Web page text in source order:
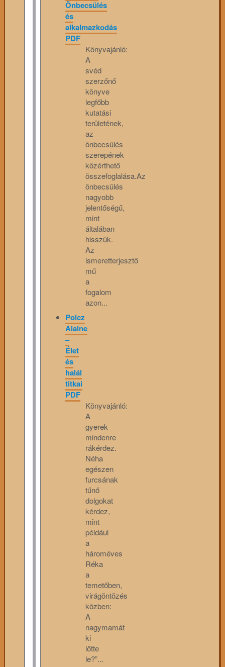
Önbecsülés
és
alkalmazkodás
PDF
Könyvajánló:
A
svéd
szerzőnő
könyve
legfőbb
kutatási
területének,
az
önbecsülés
szerepének
közérthető
összefoglalása.Az
önbecsülés
nagyobb
jelentőségű,
mint
általában
hisszük.
Az
ismeretterjesztő
mű
a
fogalom
azon...
Polcz
Alaine
–
Élet
és
halál
titkai
PDF
Könyvajánló:
A
gyerek
mindenre
rákérdez.
Néha
egészen
furcsának
tűnő
dolgokat
kérdez,
mint
például
a
hároméves
Réka
a
temetőben,
virágöntözés
közben:
A
nagymamát
ki
lőtte
le?”...